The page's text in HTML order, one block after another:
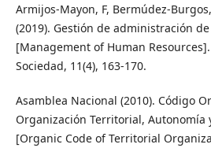
Armijos-Mayon, F, Bermúdez-
(2019). Gestión de administración
[Management of Human
Sociedad, 11(4), 163-170.
Asamblea Nacional (2010). Código
Organización Territorial, Autonomía
[Organic Code of Territorial